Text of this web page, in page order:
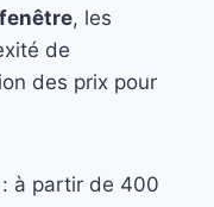
fenêtre, les
de
des prix pour
: à partir de 400